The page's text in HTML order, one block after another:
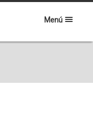
Menú